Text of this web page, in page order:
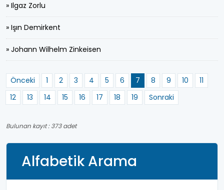
» Ilgaz Zorlu
» Işın Demirkent
» Johann Wilhelm Zinkeisen
Önceki 1 2 3 4 5 6 7 8 9 10
11
12
13 14 15 16 17 18 19 Sonraki
Bulunan kayıt : 373 adet
Alfabetik Arama